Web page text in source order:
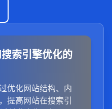
索引擎优化的
优化网站结构、内
提高网站在搜索引